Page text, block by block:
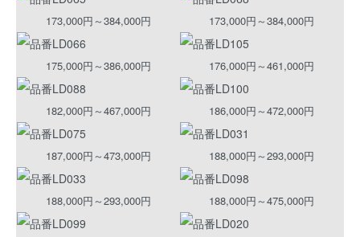
173,000円～384,000円 173,000円～384,000円
175,000円～386,000円 176,000円～461,000円
182,000円～467,000円 186,000円～472,000円
187,000円～473,000円 188,000円～293,000円
188,000円～293,000円 188,000円～475,000円